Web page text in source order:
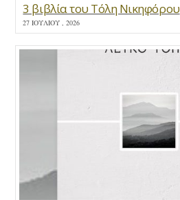
3 βιβλία του Τόλη Νικηφόρου
27 ΙΟΥΛΊΟΥ , 2026